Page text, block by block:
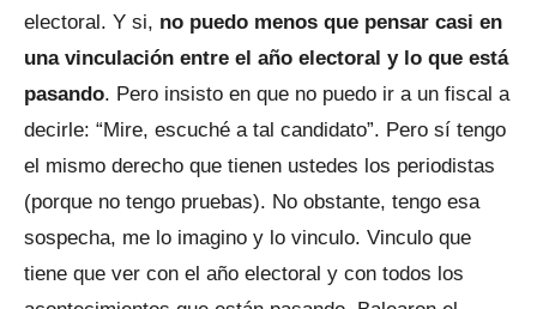
electoral. Y si, no puedo menos que pensar casi en
una vinculación entre el año electoral y lo que está
pasando. Pero insisto en que no puedo ir a un fiscal a
decirle: “Mire, escuché a tal candidato”. Pero sí tengo
el mismo derecho que tienen ustedes los periodistas
(porque no tengo pruebas). No obstante, tengo esa
sospecha, me lo imagino y lo vinculo. Vinculo que
tiene que ver con el año electoral y con todos los